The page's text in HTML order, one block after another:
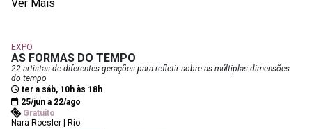
espaço com uma seleção de 59 obras produzidas entre
de séries marcantes da trajetória do artista, revelando
diferentes aspectos de sua pesquisa visual. Com curadoria
de Pollyana Quintella, a mostra ocupa todo o primeiro
andar do edifício histórico e convida o público a percorrer
um panorama abrangente da produção recente do artista.
Ver Mais
EXPO
AS FORMAS DO TEMPO
22 artistas de diferentes gerações para refletir sobre as múltiplas dimensões
do tempo
ter a sáb, 10h às 18h
25/jun a 22/ago
Gratuito
Nara Roesler | Rio